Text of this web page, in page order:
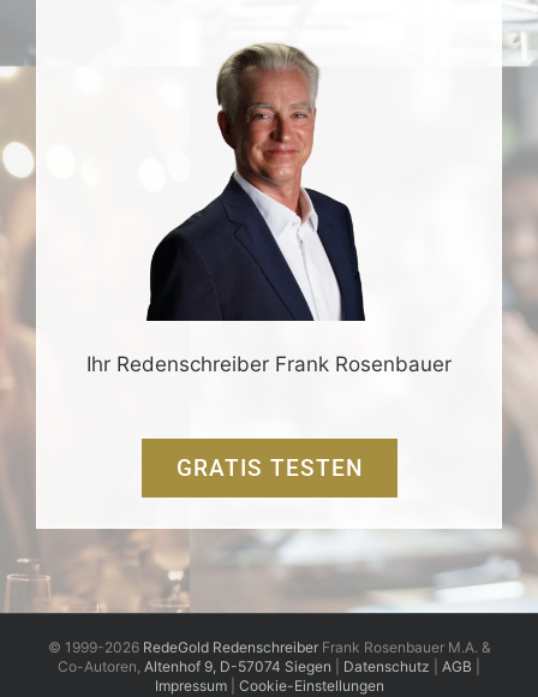
Ihr Redenschreiber Frank Rosenbauer
GRATIS TESTEN
© 1999-2026 RedeGold RedenschreiberFrank Rosenbauer M.A. &
Co-Autoren, Altenhof 9, D-57074 Siegen Datenschutz AGB
Impressum| Cookie-Einstellungen